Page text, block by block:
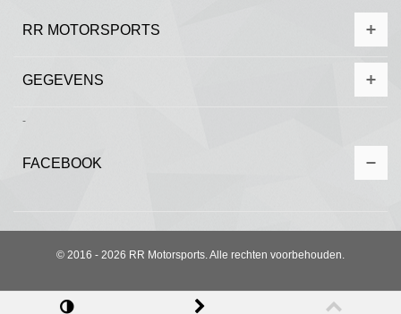
RR MOTORSPORTS
GEGEVENS
-
FACEBOOK
© 2016 - 2026 RR Motorsports. Alle rechten voorbehouden.